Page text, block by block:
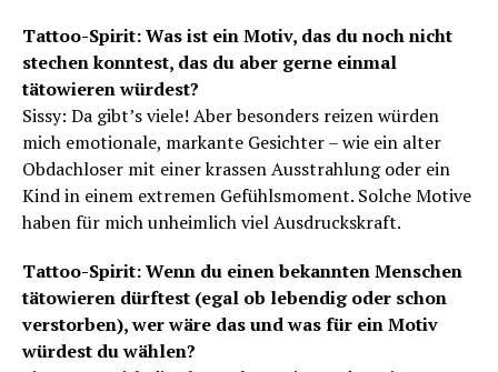
Tattoo-Spirit: Was ist ein Motiv, das du noch nicht
stechen konntest, das du aber gerne einmal
tätowieren würdest?
Sissy: Da gibt’s viele! Aber besonders reizen würden
mich emotionale, markante Gesichter – wie ein alter
Obdachloser mit einer krassen Ausstrahlung oder ein
Kind in einem extremen Gefühlsmoment. Solche Motive
haben für mich unheimlich viel Ausdruckskraft.
Tattoo-Spirit: Wenn du einen bekannten Menschen
tätowieren dürftest (egal ob lebendig oder schon
verstorben), wer wäre das und was für ein Motiv
würdest du wählen?